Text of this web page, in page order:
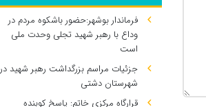
فرماندار بوشهر:حضور باشکوه مردم در
وداع با رهبر شهید تجلی وحدت ملی
است
جزئیات مراسم بزرگداشت رهبر شهید در
شهرستان دشتی
قرارگاه مرکزی خاتم: پاسخ کوبنده